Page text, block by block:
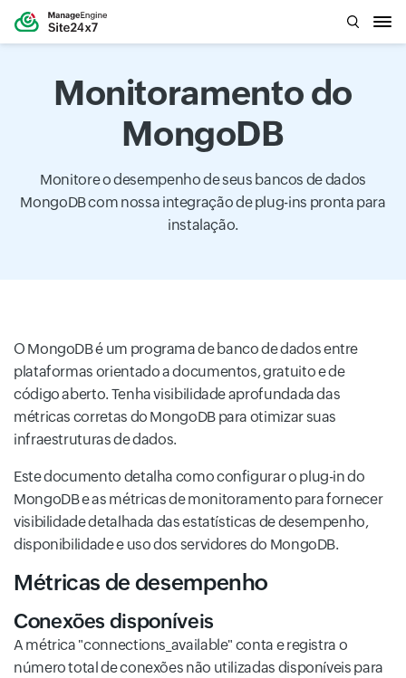
Monitoramento do
MongoDB
Monitore o desempenho de seus bancos de dados
MongoDB com nossa integração de plug-ins pronta para
instalação.
O MongoDB é um programa de banco de dados entre
plataformas orientado a documentos, gratuito e de
código aberto. Tenha visibilidade aprofundada das
métricas corretas do MongoDB para otimizar suas
infraestruturas de dados.
Este documento detalha como configurar o plug-in do
MongoDB e as métricas de monitoramento para fornecer
visibilidade detalhada das estatísticas de desempenho,
disponibilidade e uso dos servidores do MongoDB.
Métricas de desempenho
Conexões disponíveis
A métrica "connections_available" conta e registra o
número total de conexões não utilizadas disponíveis para